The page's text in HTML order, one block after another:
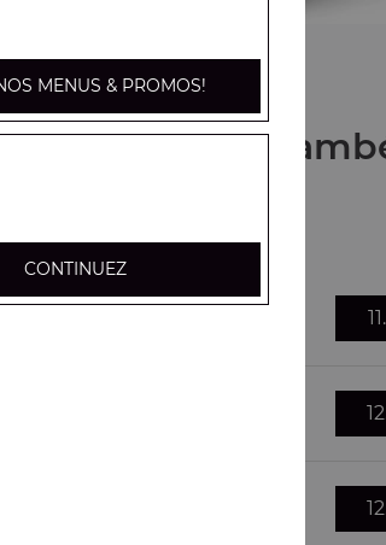
Nos Tartes
MENUS & PROMOS!
CONTINUEZ